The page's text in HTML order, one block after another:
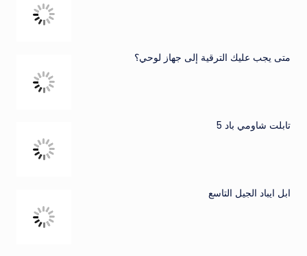
متى يجب عليك الترقية إلى جهاز لوحي؟
تابلت شاومي باد 5
ابل ايباد الجيل التاسع